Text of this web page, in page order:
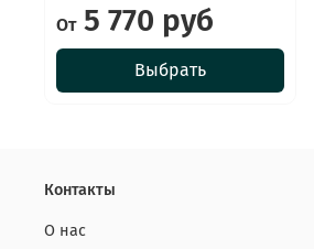
От5 770 руб
Выбрать
Контакты
О нас